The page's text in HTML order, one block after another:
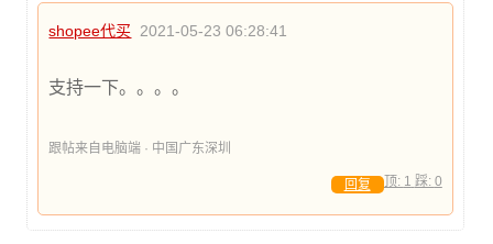
shopee代买 2021-05-23 06:28:41
支持一下。。。。
跟帖来自电脑端 · 中国广东深圳
顶: 1 踩: 0
回复